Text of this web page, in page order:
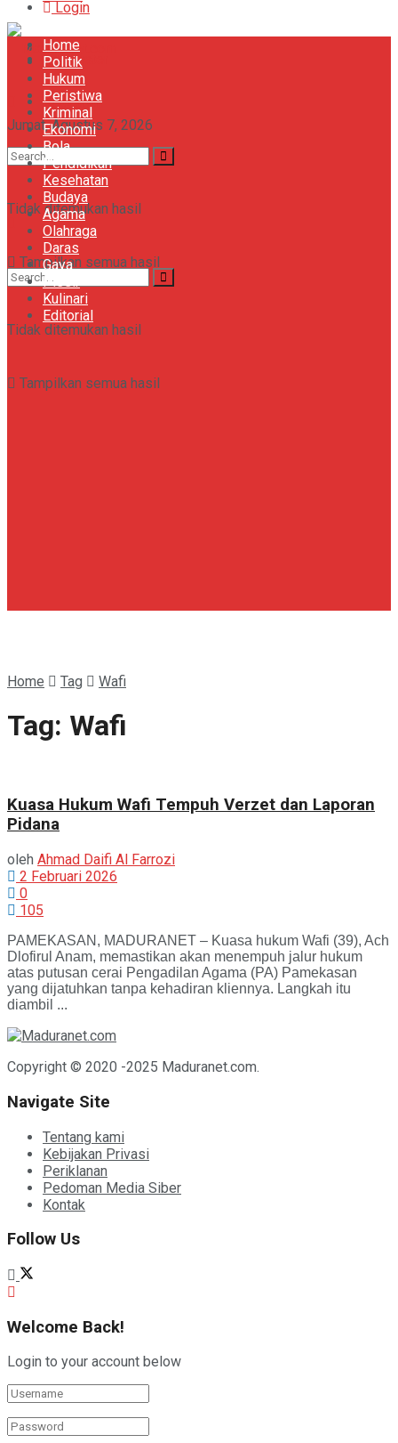
Login
Register
Jumat, Agustus 7, 2026
Bola
Khazanah
Gaya
Tidak ditemukan hasil
Tampilkan semua hasil
Tidak ditemukan hasil
Tampilkan semua hasil
Home
Politik
Hukum
Peristiwa
Kriminal
Ekonomi
Bola
Pendidikan
Kesehatan
Budaya
Agama
Olahraga
Daras
Gaya
Plesir
Kulinari
Editorial
Home Tag Wafi
Tag: Wafi
Kuasa Hukum Wafi Tempuh Verzet dan Laporan
Pidana
oleh Ahmad Daifi Al Farrozi
2 Februari 2026
0
105
PAMEKASAN, MADURANET – Kuasa hukum Wafi (39), Ach
Dlofirul Anam, memastikan akan menempuh jalur hukum
atas putusan cerai Pengadilan Agama (PA) Pamekasan
yang dijatuhkan tanpa kehadiran kliennya. Langkah itu
diambil ...
Copyright © 2020 -2025 Maduranet.com.
Navigate Site
Tentang kami
Kebijakan Privasi
Periklanan
Pedoman Media Siber
Kontak
Follow Us
Welcome Back!
Login to your account below